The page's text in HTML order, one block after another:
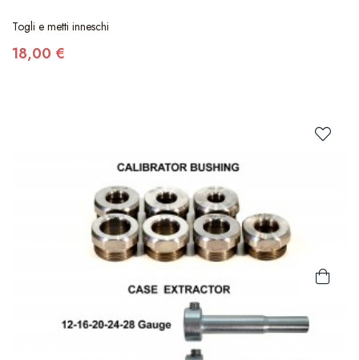
Togli e metti inneschi
18,00 €